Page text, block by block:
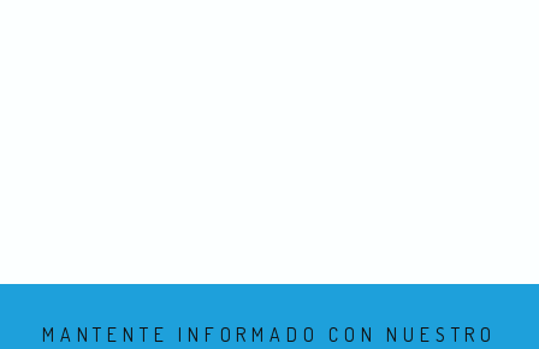
MANTENTE INFORMADO CON NUESTRO